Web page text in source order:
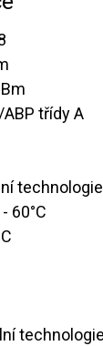
ABP třídy A
60°C